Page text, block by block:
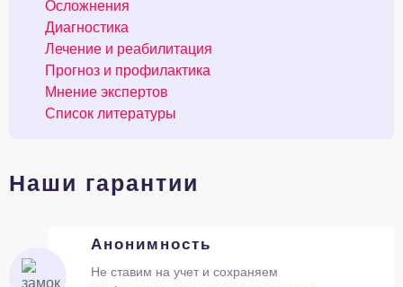
Осложнения
Диагностика
Лечение и реабилитация
Прогноз и профилактика
Мнение экспертов
Список литературы
Наши гарантии
Анонимность
Не ставим на учет и сохраняем